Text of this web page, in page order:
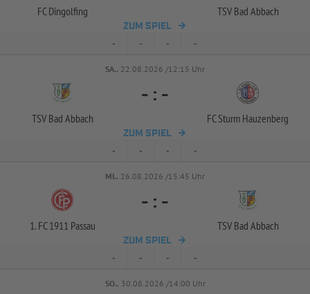
FC Dingolfing TSV Bad Abbach
ZUM SPIEL
- - - -
SA.. 22.08.2026 /12:15 Uhr
TSV Bad Abbach
- : -
FC Sturm Hauzenberg
ZUM SPIEL
- - - -
MI.. 26.08.2026 /15:45 Uhr
1. FC 1911 Passau
- : -
TSV Bad Abbach
ZUM SPIEL
- - - -
SO.. 30.08.2026 /14:00 Uhr